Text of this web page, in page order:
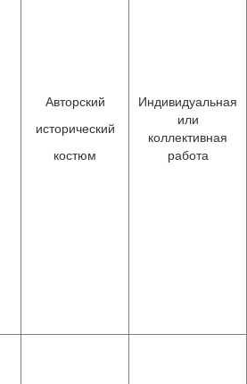
Авторский
исторический
костюм
Индивидуальная
или
коллективная
работа